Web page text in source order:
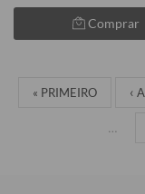
Comprar
« PRIMEIRO ‹
…